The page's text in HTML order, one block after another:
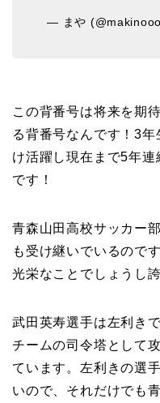
— まや
この背番号は将来を期
る背番号なんです！3
け活躍し現在まで5年
です！
青森山田高校サッカー
も受け継いでいるので
光栄なことでしょうし
武田英寿選手は左利き
チームの司令塔として
ています。左利きの選
いので、それだけでも